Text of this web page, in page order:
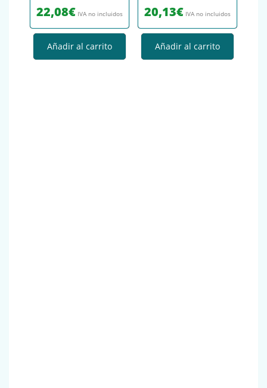
22,08€ IVA no incluidos
Añadir al carrito
20,13€ IVA no incluidos
Añadir al carrito